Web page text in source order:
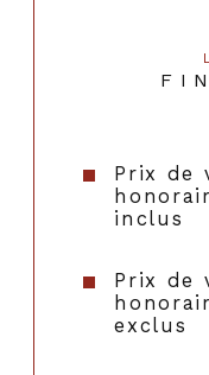
Prix de
inclus
Prix de
exclus